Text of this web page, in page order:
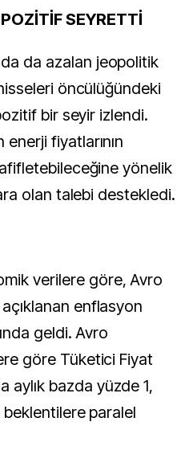
SEYRETTİ
da azalan jeopolitik
öncülüğündeki
bir seyir izlendi.
fiyatlarının
yönelik
olan talebi destekledi.
verilere göre, Avro
enflasyon
geldi. Avro
göre Tüketici Fiyat
aylık bazda yüzde 1,
beklentilere paralel